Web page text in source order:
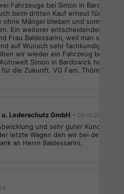
Fahrzeuge bei Simon in Bardowick
beim dritten Kauf erneut für
ohne Mängel blieben und somit das
Ein weiterer entscheidender
Frau Baldessarini, weil man sich
auf Wunsch sehr fachkundig, gut
wir wieder ein Fahrzeug
Simon in Bardowick heißen.
die Zukunft. VG Fam. Thöming
Lederschutz GmbH - 09.01.2024
und sehr guter
letzte Wagen den wir bei der
an Herrn Baldessarini.